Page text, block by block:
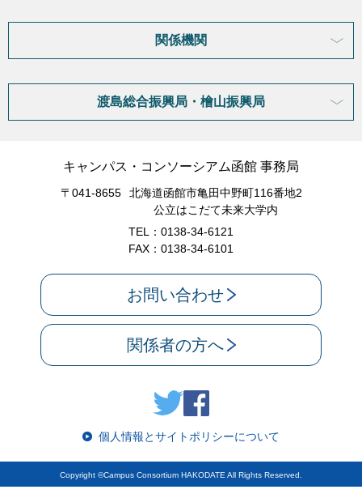
関係機関
渡島総合振興局・檜山振興局
キャンパス・コンソーシアム函館 事務局
〒041-8655
北海道函館市亀田中野町116番地2
公立はこだて未来大学内
TEL：0138-34-6121
FAX：0138-34-6101
お問い合わせ
関係者の方へ
個人情報とサイトポリシーについて
Copyright ©Campus Consortium HAKODATE All Rights Reserved.